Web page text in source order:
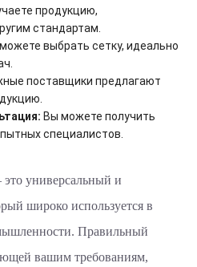
продукцию,
стандартам.
выбрать сетку, идеально
поставщики предлагают
Вы можете получить
специалистов.
это универсальный и
широко используется в
Правильный
вашим требованиям,